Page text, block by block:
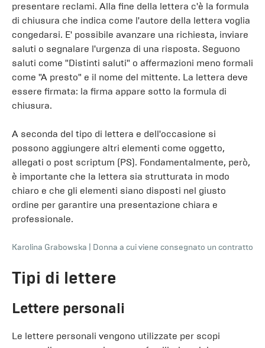
presentare reclami. Alla fine della lettera c'è la formula
di chiusura che indica come l'autore della lettera voglia
congedarsi. E' possibile avanzare una richiesta, inviare
saluti o segnalare l'urgenza di una risposta. Seguono
saluti come "Distinti saluti" o affermazioni meno formali
come "A presto" e il nome del mittente. La lettera deve
essere firmata: la firma appare sotto la formula di
chiusura.
A seconda del tipo di lettera e dell'occasione si
possono aggiungere altri elementi come oggetto,
allegati o post scriptum (PS). Fondamentalmente, però,
è importante che la lettera sia strutturata in modo
chiaro e che gli elementi siano disposti nel giusto
ordine per garantire una presentazione chiara e
professionale.
Karolina Grabowska Donna a cui viene consegnato un contratto
Tipi di lettere
Lettere personali
Le lettere personali vengono utilizzate per scopi